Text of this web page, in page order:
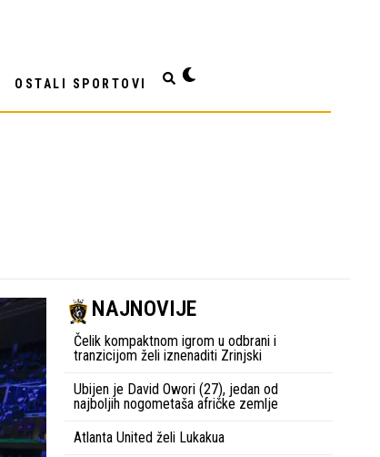
OSTALI SPORTOVI
NAJNOVIJE
Čelik kompaktnom igrom u odbrani i
tranzicijom želi iznenaditi Zrinjski
Ubijen je David Owori (27), jedan od
najboljih nogometaša afričke zemlje
Atlanta United želi Lukakua